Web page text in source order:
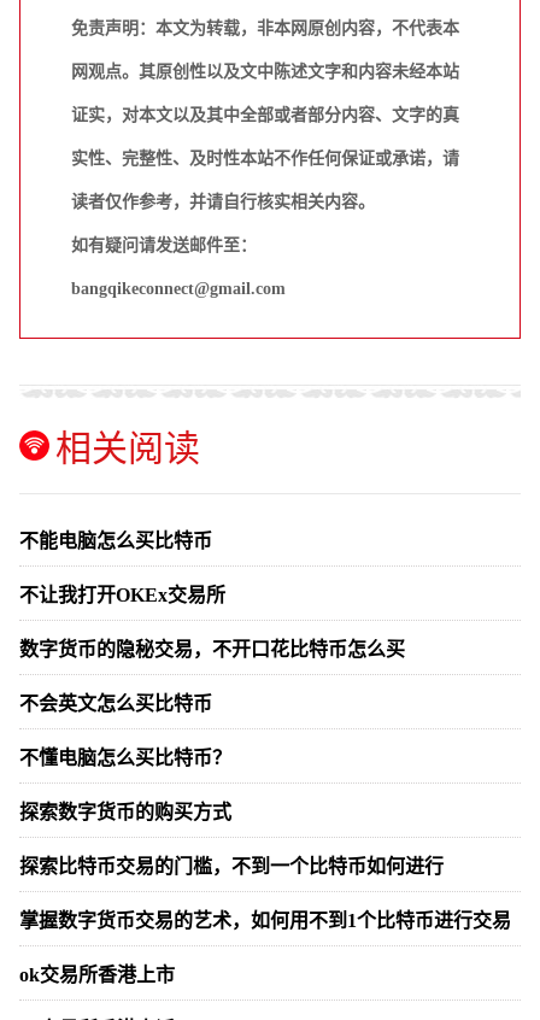
免责声明：本文为转载，非本网原创内容，不代表本
网观点。其原创性以及文中陈述文字和内容未经本站
证实，对本文以及其中全部或者部分内容、文字的真
实性、完整性、及时性本站不作任何保证或承诺，请
读者仅作参考，并请自行核实相关内容。
如有疑问请发送邮件至：
bangqikeconnect@gmail.com
相关阅读
不能电脑怎么买比特币
不让我打开OKEx交易所
数字货币的隐秘交易，不开口花比特币怎么买
不会英文怎么买比特币
不懂电脑怎么买比特币？
探索数字货币的购买方式
探索比特币交易的门槛，不到一个比特币如何进行
掌握数字货币交易的艺术，如何用不到1个比特币进行交易
ok交易所香港上市